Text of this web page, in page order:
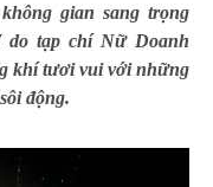
gian sang trọng
do tạp chí Nữ Doanh
khí tươi vui với những
động.